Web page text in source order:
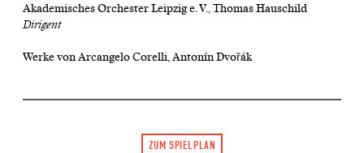
Akademisches Orchester Leipzig e. V., Thomas Hauschild
Dirigent
Werke von Arcangelo Corelli, Antonín Dvořák
ZUM SPIELPLAN